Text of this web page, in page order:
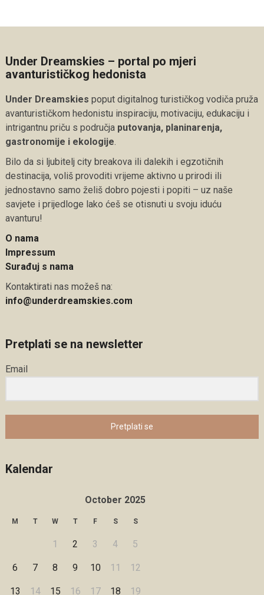
Under Dreamskies – portal po mjeri
avanturističkog hedonista
Under Dreamskies poput digitalnog turističkog vodiča pruža
avanturističkom hedonistu inspiraciju, motivaciju, edukaciju i
intrigantnu priču s područja putovanja, planinarenja,
gastronomije i ekologije.
Bilo da si ljubitelj city breakova ili dalekih i egzotičnih
destinacija, voliš provoditi vrijeme aktivno u prirodi ili
jednostavno samo želiš dobro pojesti i popiti – uz naše
savjete i prijedloge lako ćeš se otisnuti u svoju iduću
avanturu!
O nama
Impressum
Surađuj s nama
Kontaktirati nas možeš na:
info@underdreamskies.com
Pretplati se na newsletter
Email
Pretplati se
Kalendar
October 2025
M T W T F S S
1 2 3 4 5
6 7 8 9 10 11 12
13 14 15 16 17 18 19